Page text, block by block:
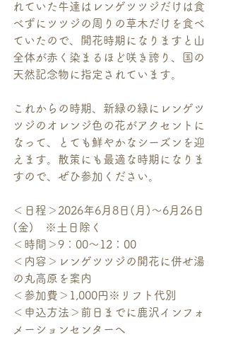
れていた牛達はレンゲツツジだけは食
べずにツツジの周りの草木だけを食べ
ていたので、開花時期になりますと山
全体が赤く染まるほど咲き誇り、国の
天然記念物に指定されています。
これからの時期、新緑の緑にレンゲツ
ツジのオレンジ色の花がアクセントに
なって、とても鮮やかなシーズンを迎
えます。散策にも最適な時期になりま
すので、ぜひ参加ください。
＜日程＞2026年6月8日(月)～6月26日
(金)　※土日除く
＜時間＞9：00～12：00
＜内容＞レンゲツツジの開花に併せ湯
の丸高原を案内
＜参加費＞1,000円※リフト代別
＜申込方法＞前日までに鹿沢インフォ
メーションセンターへ